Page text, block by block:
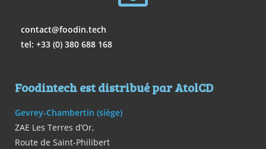
contact@foodin.tech
tel: +33 (0) 380 688 168
Foodintech est distribué par AtolCD
Gevrey-Chambertin (siège)
ZAE Les Terres d’Or,
Route de Saint-Philibert